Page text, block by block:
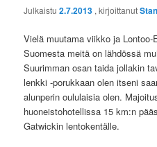
Julkaistu2.7.2013 , kirjoittanut
Vielä muutama viikko ja Lontoo-
Suomesta meitä on lähdössä
Suurimman osan taida jollakin
lenkki -porukkaan olen itseni
alunperin oululaisia olen.
huoneistohotellissa 15 km:n
Gatwickin lentokentälle.